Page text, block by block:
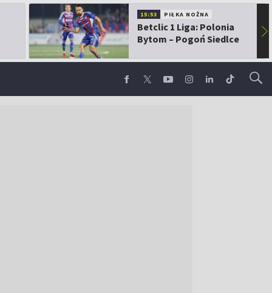
15:53 PIŁKA NOŻNA
Betclic 1 Liga: Polonia
Bytom – Pogoń Siedlce
▶